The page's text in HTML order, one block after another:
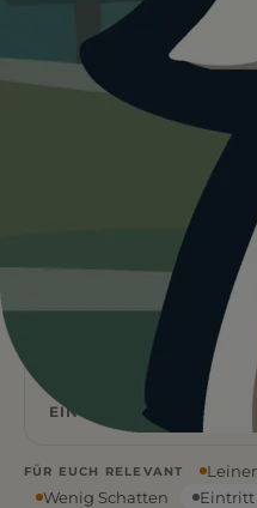
Heute ist ein
Hundestrand
19°C und trocken. Kein
vor Ort. Gute
OpenWeatherMap
EIN PAAR WOLKEN
FÜR EUCH RELEVANT
Wenig Schatten
Eintritt